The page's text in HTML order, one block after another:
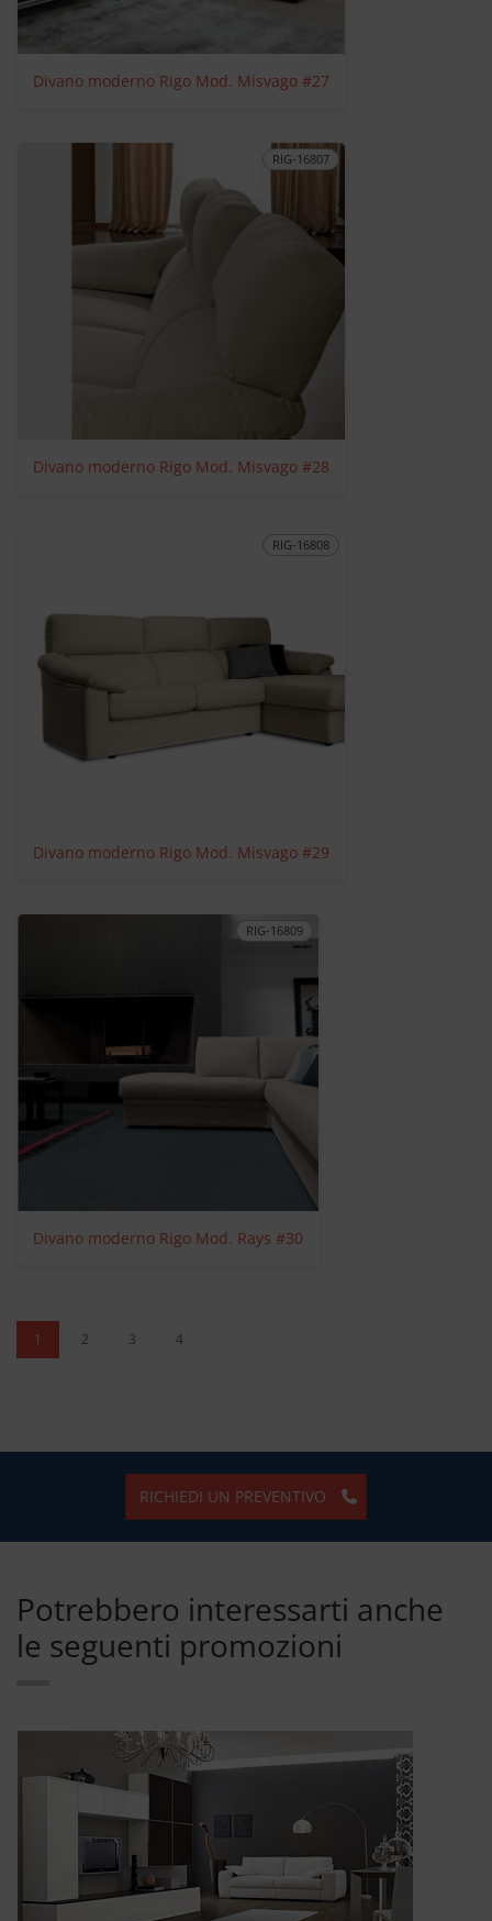
Divano moderno Rigo Mod. Misvago #27
RIG-16807
Divano moderno Rigo Mod. Misvago #28
RIG-16808
Divano moderno Rigo Mod. Misvago #29
RIG-16809
Divano moderno Rigo Mod. Rays #30
1 (corrente)
2 3 4
RICHIEDI UN PREVENTIVO
Potrebbero interessarti anche
le seguenti promozioni